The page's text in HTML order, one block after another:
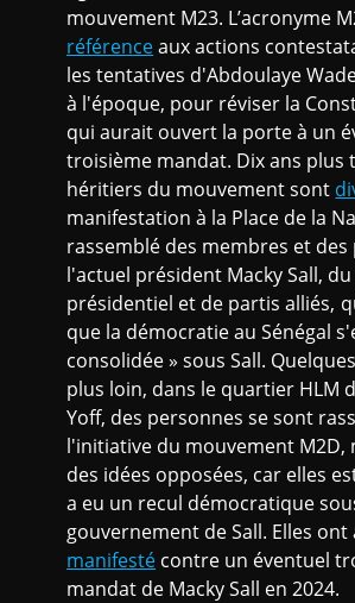
mouvement M23. L’acronyme
référenceaux actions
les tentatives d'Abdoulaye
à l'époque, pour réviser la
qui aurait ouvert la porte à un
troisième mandat. Dix ans plus
héritiers du mouvement sont
manifestation à la Place de la
rassemblé des membres et
l'actuel président Macky Sall,
présidentiel et de partis alliés,
que la démocratie au Sénégal
consolidée » sous Sall.
plus loin, dans le quartier HLM
Yoff, des personnes se sont
l'initiative du mouvement M2D,
des idées opposées, car elles
a eu un recul démocratique
gouvernement de Sall. Elles ont
manifesté contre un éventuel
mandat de Macky Sall en 2024.